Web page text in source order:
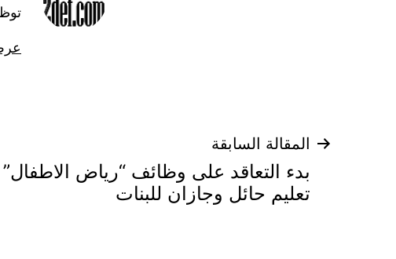
تصفّح
المقالات
المقالة السابقة
بدء التعاقد على وظائف “رياض
تعليم حائل وجازان للبنات